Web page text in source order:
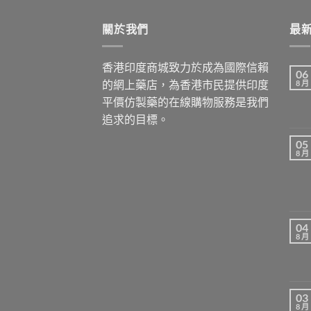
關於我們
香港印度商城致力於成為國際信賴
的網上藥店，為香港市民提供印度
平價仿製藥的在線購物服務是我們
追求的目標。
最
06
8 月
05
8 月
04
8 月
03
8 月